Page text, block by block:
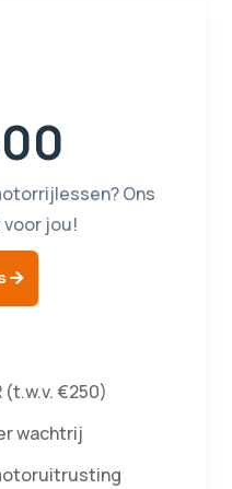
Ons
jou!
(t.w.v. €250)
wachtrij